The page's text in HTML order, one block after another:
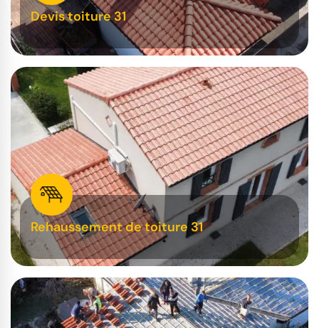
Devis toiture 31
Rehaussement de toiture 31